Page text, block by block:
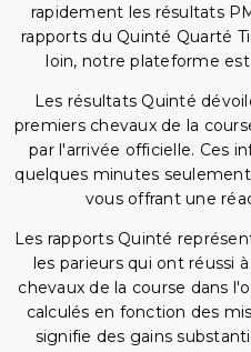
rapidement les résultats
rapports du Quinté Quarté
loin, notre plateforme
Les résultats Quinté
premiers chevaux de la
par l'arrivée officielle. Ces
quelques minutes
vous offrant une
Les rapports Quinté
les parieurs qui ont réussi
chevaux de la course dans
calculés en fonction des
signifie des gains